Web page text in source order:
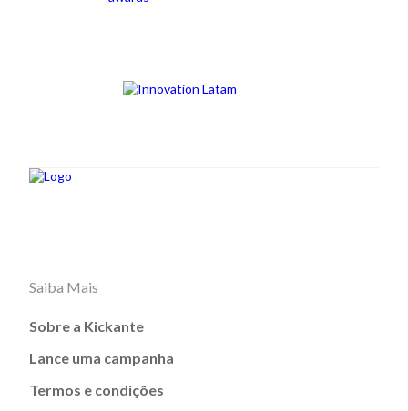
Saiba Mais
Sobre a Kickante
Lance uma campanha
Termos e condições